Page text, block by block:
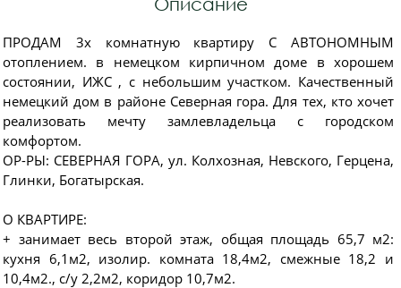
ПРОДАМ 3х комнатную квартиру С АВТОНОМНЫМ
отоплением. в немецком кирпичном доме в хорошем
состоянии, ИЖС , с небольшим участком. Качecтвeнный
немецкий дoм в рaйoне Ceвеpнaя гоpa. Для тех, кто хочет
реализовать мечту замлевладельца с городском
комфортом.
ОР-РЫ: СЕВЕРНАЯ ГОРА, ул. Колхозная, Невского, Герцена,
Глинки, Богатырская.
О КВАРТИРЕ:
+ занимает весь второй этаж, общая площадь 65,7 м2:
кухня 6,1м2, изолир. комната 18,4м2, смежные 18,2 и
10,4м2., с/у 2,2м2, коридор 10,7м2.